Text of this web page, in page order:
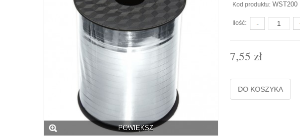
POWIĘKSZ
Kod produktu: WST200
Ilość:
7,55 zł